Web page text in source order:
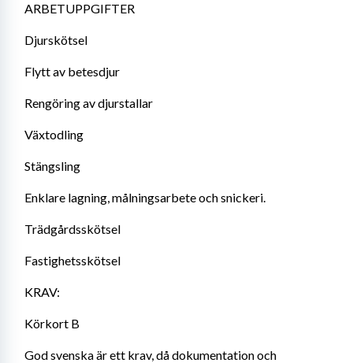
ARBETUPPGIFTER
Djurskötsel
Flytt av betesdjur
Rengöring av djurstallar
Växtodling
Stängsling
Enklare lagning, målningsarbete och snickeri.
Trädgårdsskötsel
Fastighetsskötsel
KRAV:
Körkort B
God svenska är ett krav, då dokumentation och